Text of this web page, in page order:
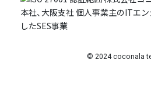
© 2024 coconala